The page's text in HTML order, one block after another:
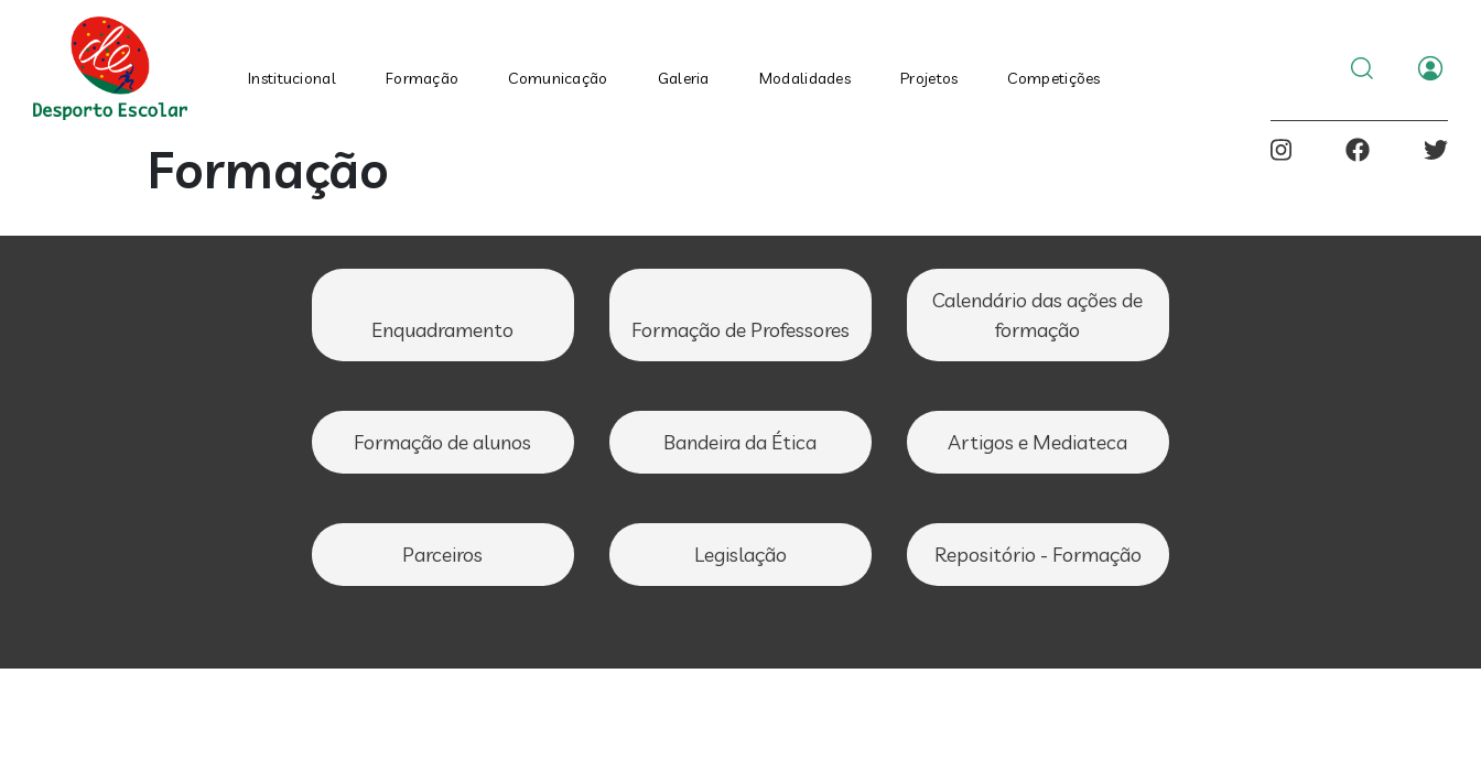
Institucional Formação Comunicação Galeria Modalidades Projetos Competições
Menu
de
content
Formação
Enquadramento Formação de Professores
Calendário das ações de
formação
Formação de alunos Bandeira da Ética Artigos e Mediateca
Parceiros Legislação Repositório - Formação